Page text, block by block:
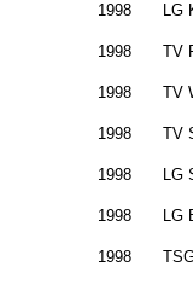
1998
LG
1998
TV
1998
TV
1998
TV
1998
LG
1998
LG
1998